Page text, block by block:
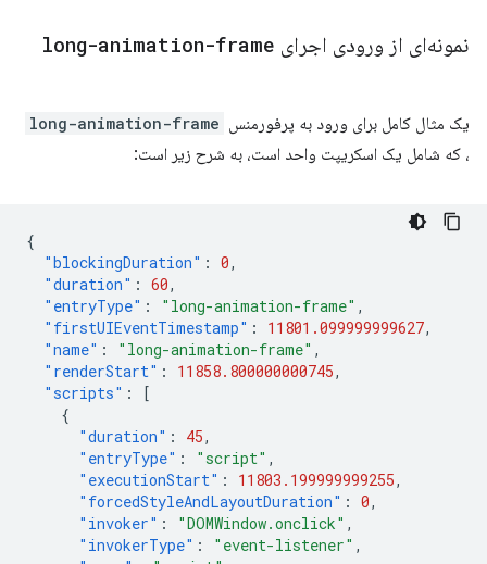
نمونه‌ای از ورودی اجرای long-animation-frame
یک مثال کامل برای ورود به پرفورمنس long-animation-frame
، که شامل یک اسکریپت واحد است، به شرح زیر است:
{
"blockingDuration" : 0,
"duration" : 60,
"entryType" : "long-animation-frame" ,
"firstUIEventTimestamp" : 11801.099999999627,
"name" : "long-animation-frame" ,
"renderStart" : 11858.800000000745,
"scripts" :
[
{
"duration" : 45,
"entryType" : "script" ,
"executionStart" : 11803.199999999255,
"forcedStyleAndLayoutDuration" : 0,
"invoker" : "DOMWindow.onclick" ,
"invokerType" : "event-listener" ,